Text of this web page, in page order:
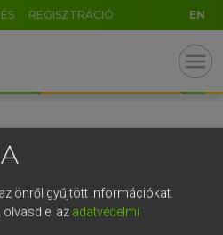
REGISZTRÁCIÓ EN
menu
önről gyűjtött információkat.
el az adatvédelmi
, . - AltGr